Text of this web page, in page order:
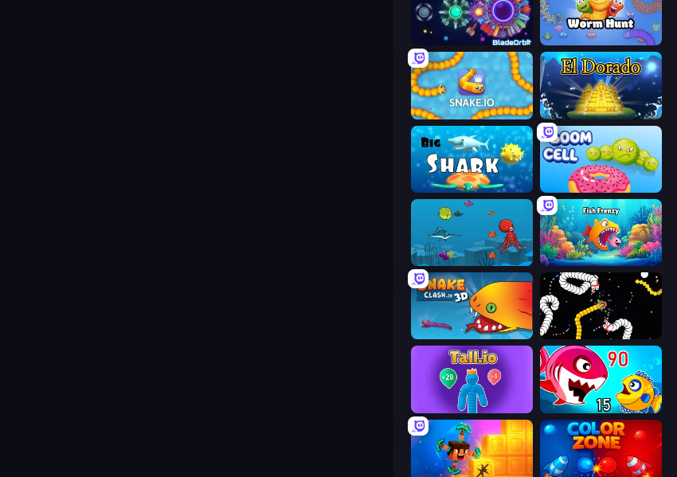
BladeOrbit.io Worm Hunt
Snake.io El Dorado Lite
Big Shark Boom Cell
Fish Eat Fishes Fish Frenzy
Snake Clash.io Worms.io
Tall.io Fish Eat Getting Big